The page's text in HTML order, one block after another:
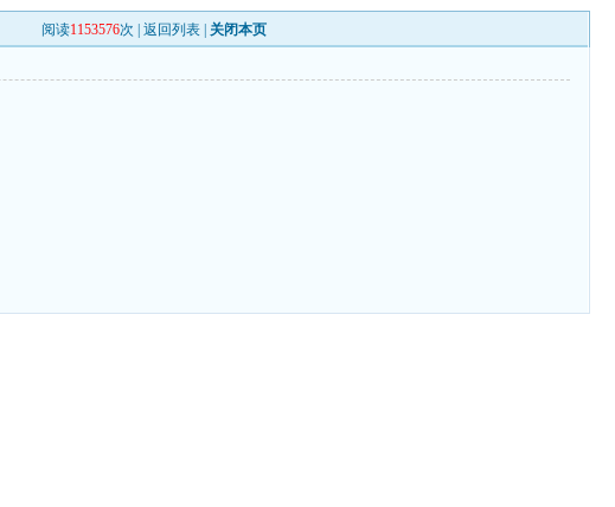
阅读1153576次 |返回列表 关闭本页